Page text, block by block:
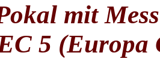
mit
5 (Europa